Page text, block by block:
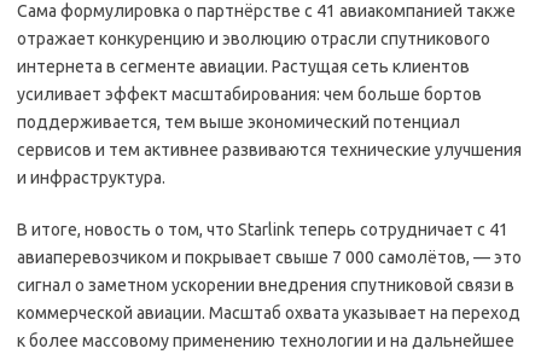
Сама формулировка о партнёрстве с 41 авиакомпанией также
отражает конкуренцию и эволюцию отрасли спутникового
интернета в сегменте авиации. Растущая сеть клиентов
усиливает эффект масштабирования: чем больше бортов
поддерживается, тем выше экономический потенциал
сервисов и тем активнее развиваются технические улучшения
и инфраструктура.
В итоге, новость о том, что Starlink теперь сотрудничает с 41
авиаперевозчиком и покрывает свыше 7 000 самолётов, — это
сигнал о заметном ускорении внедрения спутниковой связи в
коммерческой авиации. Масштаб охвата указывает на переход
к более массовому применению технологии и на дальнейшее